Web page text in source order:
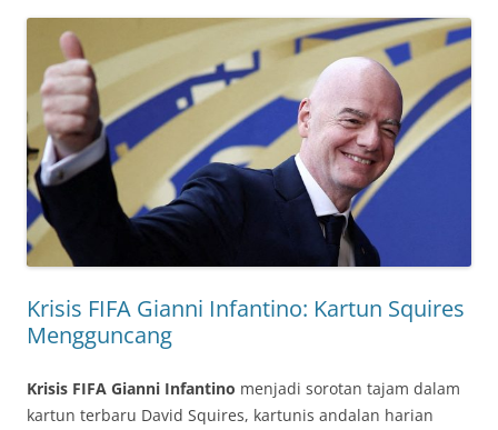
Krisis FIFA Gianni Infantino: Kartun Squires
Mengguncang
Krisis FIFA Gianni Infantino menjadi sorotan tajam dalam
kartun terbaru David Squires, kartunis andalan harian